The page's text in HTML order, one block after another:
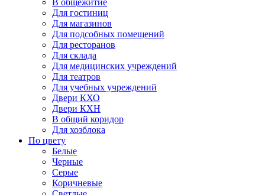
В общежитие
Для гостиниц
Для магазинов
Для подсобных помещений
Для ресторанов
Для склада
Для медицинских учреждений
Для театров
Для учебных учреждений
Двери КХО
Двери КХН
В общий коридор
Для хозблока
По цвету
Белые
Черные
Серые
Коричневые